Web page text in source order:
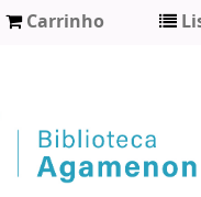
Carrinho